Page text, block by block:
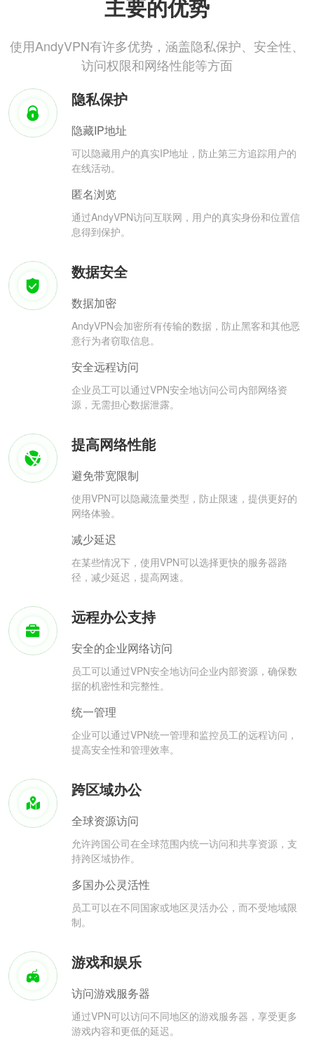
主要的优势
使用AndyVPN有许多优势，涵盖隐私保护、安全性、
访问权限和网络性能等方面
隐私保护
隐藏IP地址
可以隐藏用户的真实IP地址，防止第三方追踪用户的
在线活动。
匿名浏览
通过AndyVPN访问互联网，用户的真实身份和位置信
息得到保护。
数据安全
数据加密
AndyVPN会加密所有传输的数据，防止黑客和其他恶
意行为者窃取信息。
安全远程访问
企业员工可以通过VPN安全地访问公司内部网络资
源，无需担心数据泄露。
提高网络性能
避免带宽限制
使用VPN可以隐藏流量类型，防止限速，提供更好的
网络体验。
减少延迟
在某些情况下，使用VPN可以选择更快的服务器路
径，减少延迟，提高网速。
远程办公支持
安全的企业网络访问
员工可以通过VPN安全地访问企业内部资源，确保数
据的机密性和完整性。
统一管理
企业可以通过VPN统一管理和监控员工的远程访问，
提高安全性和管理效率。
跨区域办公
全球资源访问
允许跨国公司在全球范围内统一访问和共享资源，支
持跨区域协作。
多国办公灵活性
员工可以在不同国家或地区灵活办公，而不受地域限
制。
游戏和娱乐
访问游戏服务器
通过VPN可以访问不同地区的游戏服务器，享受更多
游戏内容和更低的延迟。